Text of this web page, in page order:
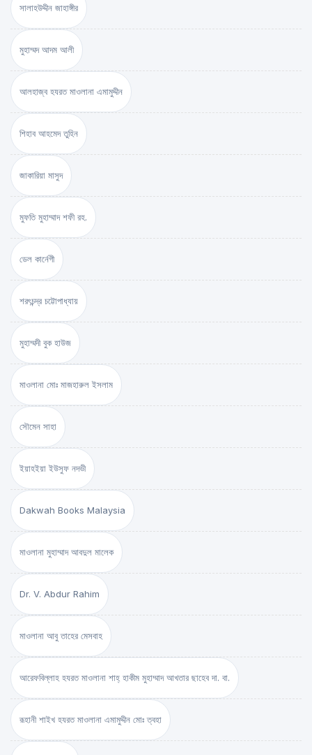
সালাহউদ্দীন জাহাঙ্গীর
মুহাম্মদ আদম আলী
আলহাজ্ব হযরত মাওলানা এমামুদ্দীন
শিহাব আহমেদ তুহিন
জাকারিয়া মাসুদ
মুফতি মুহাম্মাদ শফী রহ.
ডেল কার্নেগী
শরৎচন্দ্র চট্টোপাধ্যায়
মুহাম্মদী বুক হাউজ
মাওলানা মোঃ মাজহারুল ইসলাম
সৌমেন সাহা
ইয়াহইয়া ইউসুফ নদভী
Dakwah Books Malaysia
মাওলানা মুহাম্মাদ আবদুল মালেক
Dr. V. Abdur Rahim
মাওলানা আবু তাহের মেসবাহ
আরেফবিল্লাহ হযরত মাওলানা শাহ্ হাকীম মুহাম্মাদ আখতার ছাহেব দা. বা.
রূহানী শাইখ হযরত মাওলানা এমামুদ্দীন মোঃ ত্বহা